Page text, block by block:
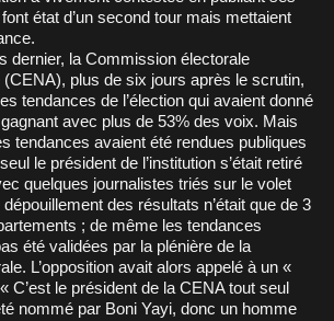
état d’un second tour mais mettaient
dernier, la Commission électorale
(CENA), plus de six jours après le scrutin,
tendances de l’élection qui avaient donné
avec plus de 53% des voix. Mais
tendances avaient été rendues publiques
le président de l’institution s’était retiré
quelques journalistes triés sur le volet
des résultats n’était que de 3
; de même les tendances
été validées par la plénière de la
L’opposition avait alors appelé à un «
C’est le président de la CENA tout seul
nommé par Boni Yayi, donc un homme